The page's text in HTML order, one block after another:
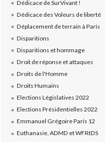
Dédicace de SurVivant !
Dédicace des Voleurs de liberté
Déplacement de terrain à Paris
Disparitions
Disparitions et hommage
Droit de réponse et attaques
Droits de l'Homme
Droits Humains
Elections Législatives 2022
Elections Présidentielles 2022
Emmanuel Grégoire Paris 12
Euthanasie, ADMD et WFRtDS